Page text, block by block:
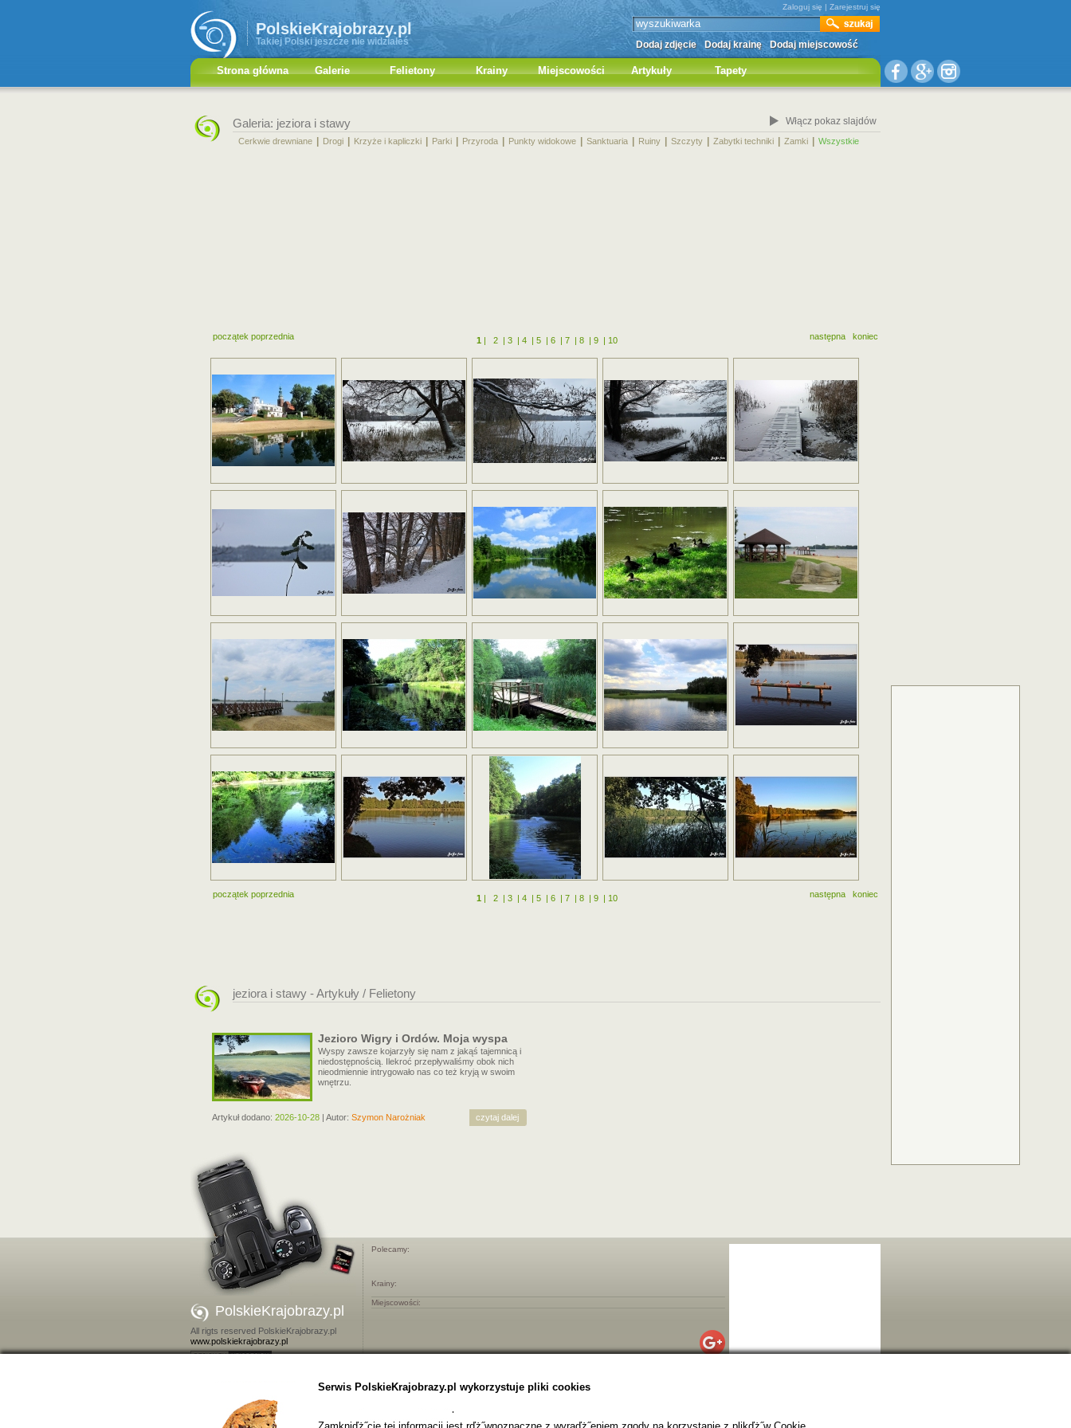
PolskieKrajobrazy.pl
Takiej Polski jeszcze nie widziałeś
Zaloguj się | Zarejestruj się
Dodaj zdjęcie Dodaj krainę Dodaj miejscowość
Strona główna Galerie Felietony Krainy Miejscowości Artykuły Tapety
Galeria: jeziora i stawy Włącz pokaz slajdów
Cerkwie drewniane Drogi Krzyże i kapliczki Parki Przyroda Punkty widokowe Sanktuaria Ruiny Szczyty Zabytki techniki Zamki Wszystkie
następna koniec
początek poprzednia 1| 2 | 3 | 4 | 5 | 6 | 7 | 8 | 9 | 10
następna koniec
początek poprzednia 1| 2 | 3 | 4 | 5 | 6 | 7 | 8 | 9 | 10
jeziora i stawy - Artykuły / Felietony
Jezioro Wigry i Ordów. Moja wyspa
Wyspy zawsze kojarzyły się nam z jakąś tajemnicą i
niedostępnością. Ilekroć przepływaliśmy obok nich
nieodmiennie intrygowało nas co też kryją w swoim
wnętrzu.
Artykuł dodano: 2026-10-28 | Autor: Szymon Narożniak czytaj dalej
PolskieKrajobrazy.pl
All rigts reserved PolskieKrajobrazy.pl
www.polskiekrajobrazy.pl
Polecamy:
Krainy:
Miejscowości:
Serwis PolskieKrajobrazy.pl wykorzystuje pliki cookies